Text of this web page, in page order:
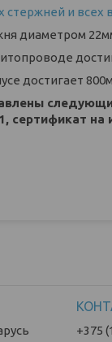
и
диаметром
достигает
сертификат
+375